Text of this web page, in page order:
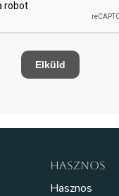
HASZNOS
Hasznos